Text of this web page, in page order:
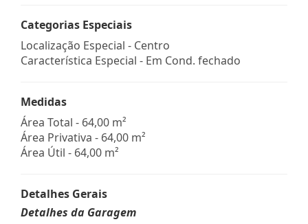
Categorias Especiais
Localização Especial - Centro
Característica Especial - Em Cond. fechado
Medidas
Área Total - 64,00 m²
Área Privativa - 64,00 m²
Área Útil - 64,00 m²
Detalhes Gerais
Detalhes da Garagem